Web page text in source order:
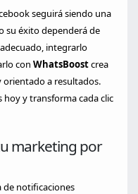
seguirá siendo una
su éxito dependerá de
integrarlo
con WhatsBoostcrea
orientado a resultados.
y transforma cada clic
marketing por
de notificaciones